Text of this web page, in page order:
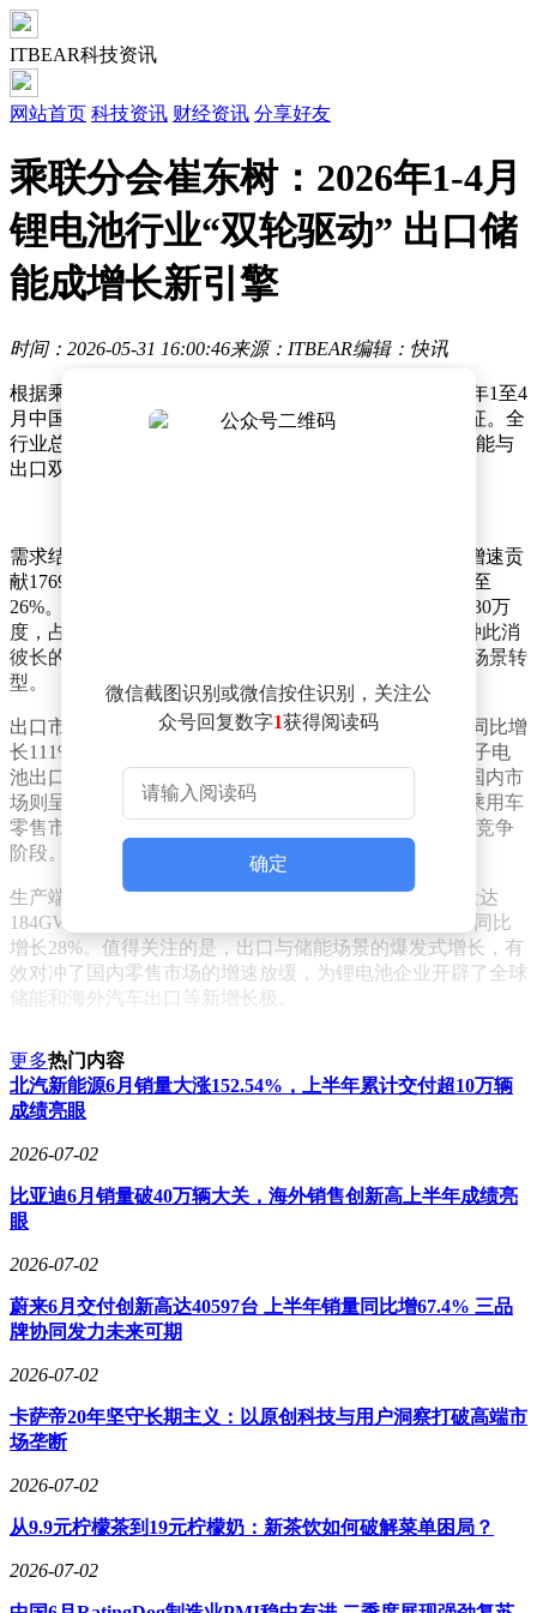
ITBEAR科技资讯
网站首页 科技资讯 财经资讯 分享好友
乘联分会崔东树：2026年1-4月
锂电池行业“双轮驱动” 出口储
能成增长新引擎
时间：2026-05-31 16:00:46来源：ITBEAR编辑：快讯
根据乘联分会秘书长崔东树发布的最新行业报告，2026年1至4
月中国锂电池行业呈现"总量跃升、结构重构"的显著特征。全
行业总需求量突破67120万度，较去年同期激增51%，储能与
出口双引擎的驱动效应成为核心增长动能。
需求结构发生根本性转变，储能领域需求以90%的同比增速贡
献17690万度，4月单月增速更达196%，占比从17%提升至
26%。相较之下，传统新能源车领域需求增长41%至49430万
度，占比从83%降至74%，增速较前三年明显放缓。这种此消
彼长的态势，标志着行业增长逻辑从单一市场向多元化场景转
型。
出口市场表现尤为亮眼，新能源乘用车搭载电池出口量同比增
长111%，4月单月增速突破102%。海关数据显示，锂离子电
池出口总额同比增长65%，印证海外市场的强劲需求。国内市
场则呈现分化格局，商用车电池需求同比增长50%，而乘用车
零售市场出现2%的负增长，显示传统消费市场进入存量竞争
阶段。
生产端数据印证行业高景气度，4月动力及其他电池产量达
184GWh，同比增长34%；前四个月累计产量671GWh，同比
增长28%。值得关注的是，出口与储能场景的爆发式增长，有
效对冲了国内零售市场的增速放缓，为锂电池企业开辟了全球
储能和海外汽车出口等新增长极。
微信截图识别或微信按住识别，关注公
众号回复数字1获得阅读码
确定
更多热门内容
北汽新能源6月销量大涨152.54%，上半年累计交付超10万辆
成绩亮眼
2026-07-02
比亚迪6月销量破40万辆大关，海外销售创新高上半年成绩亮
眼
2026-07-02
蔚来6月交付创新高达40597台 上半年销量同比增67.4% 三品
牌协同发力未来可期
2026-07-02
卡萨帝20年坚守长期主义：以原创科技与用户洞察打破高端市
场垄断
2026-07-02
从9.9元柠檬茶到19元柠檬奶：新茶饮如何破解菜单困局？
2026-07-02